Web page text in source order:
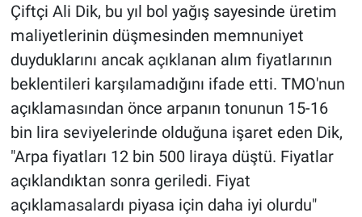
Çiftçi Ali Dik, bu yıl bol yağış sayesinde üretim
maliyetlerinin düşmesinden memnuniyet
duyduklarını ancak açıklanan alım fiyatlarının
beklentileri karşılamadığını ifade etti. TMO'nun
açıklamasından önce arpanın tonunun 15-16
bin lira seviyelerinde olduğuna işaret eden Dik,
"Arpa fiyatları 12 bin 500 liraya düştü. Fiyatlar
açıklandıktan sonra geriledi. Fiyat
açıklamasalardı piyasa için daha iyi olurdu"